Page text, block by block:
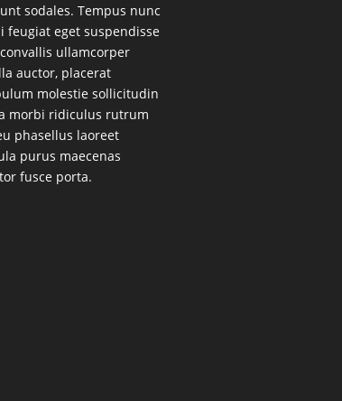
sodales. Tempus nunc
feugiat eget suspendisse
ullamcorper
auctor, placerat
molestie sollicitudin
morbi ridiculus rutrum
phasellus laoreet
purus maecenas
fusce porta.